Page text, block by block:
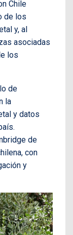
Chile
de los
y, al
asociadas
los
de
la
y datos
de
con
y